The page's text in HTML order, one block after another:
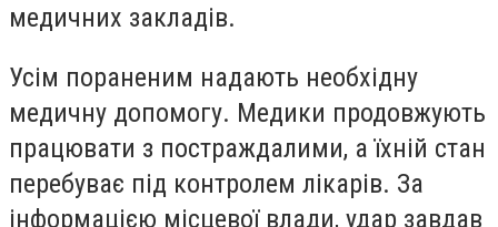
медичних закладів.
Усім пораненим надають необхідну
медичну допомогу. Медики продовжують
працювати з постраждалими, а їхній стан
перебуває під контролем лікарів. За
інформацією місцевої влади, удар завдав